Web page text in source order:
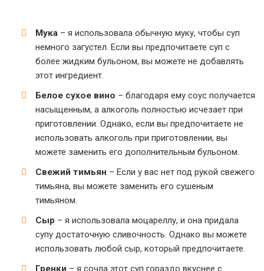
Мука – я использовала обычную муку, чтобы суп
немного загустел. Если вы предпочитаете суп с
более жидким бульоном, вы можете не добавлять
этот ингредиент.
Белое сухое вино – благодаря ему соус получается
насыщенным, а алкоголь полностью исчезает при
приготовлении. Однако, если вы предпочитаете не
использовать алкоголь при приготовлении, вы
можете заменить его дополнительным бульоном.
Свежий тимьян – Если у вас нет под рукой свежего
тимьяна, вы можете заменить его сушеным
тимьяном.
Сыр – я использовала моцареллу, и она придала
супу достаточную сливочность. Однако вы можете
использовать любой сыр, который предпочитаете.
Гренки – я сочла этот суп гораздо вкуснее с